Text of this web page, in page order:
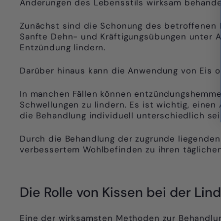
Änderungen des Lebensstils wirksam
Zunächst sind die Schonung des
Sanfte Dehn- und Kräftigungsübungen unter
Entzündung lindern.
Darüber hinaus kann die Anwendung von Eis
In manchen Fällen können
Schwellungen zu lindern. Es ist wichtig,
die Behandlung individuell unterschiedlich
Durch die Behandlung der zugrunde
verbessertem Wohlbefinden zu ihren
Die Rolle von Kissen bei der
Eine der wirksamsten Methoden zur